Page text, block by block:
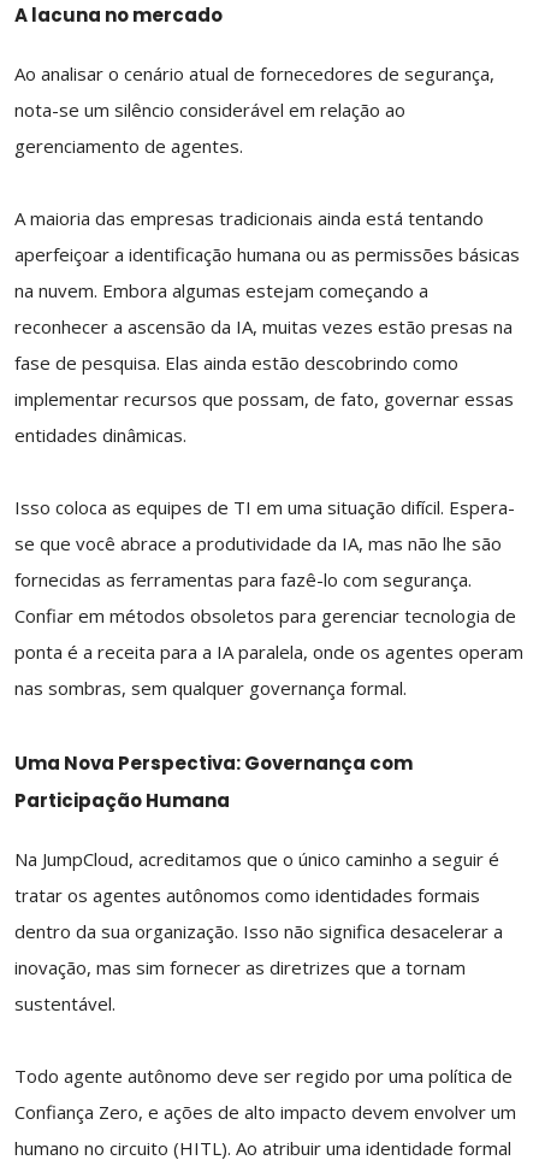
A lacuna no mercado
Ao analisar o cenário atual de fornecedores de segurança,
nota-se um silêncio considerável em relação ao
gerenciamento de agentes.
A maioria das empresas tradicionais ainda está tentando
aperfeiçoar a identificação humana ou as permissões básicas
na nuvem. Embora algumas estejam começando a
reconhecer a ascensão da IA, muitas vezes estão presas na
fase de pesquisa. Elas ainda estão descobrindo como
implementar recursos que possam, de fato, governar essas
entidades dinâmicas.
Isso coloca as equipes de TI em uma situação difícil. Espera-
se que você abrace a produtividade da IA, mas não lhe são
fornecidas as ferramentas para fazê-lo com segurança.
Confiar em métodos obsoletos para gerenciar tecnologia de
ponta é a receita para a IA paralela, onde os agentes operam
nas sombras, sem qualquer governança formal.
Uma Nova Perspectiva: Governança com
Participação Humana
Na JumpCloud, acreditamos que o único caminho a seguir é
tratar os agentes autônomos como identidades formais
dentro da sua organização. Isso não significa desacelerar a
inovação, mas sim fornecer as diretrizes que a tornam
sustentável.
Todo agente autônomo deve ser regido por uma política de
Confiança Zero, e ações de alto impacto devem envolver um
humano no circuito (HITL). Ao atribuir uma identidade formal